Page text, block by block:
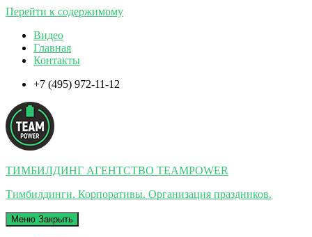
Перейти к содержимому
Видео
Главная
Контакты
+7 (495) 972-11-12
ТИМБИЛДИНГ АГЕНТСТВО TEAMPOWER
Тимбилдинги. Корпоративы. Организация праздников.
Меню Закрыть